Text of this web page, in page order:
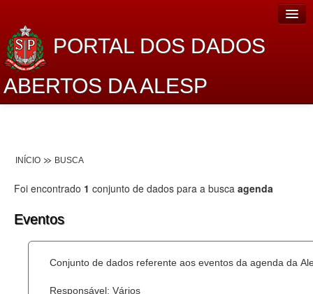
PORTAL DOS DADOS
ABERTOS DA ALESP
Lei de Acesso à Informação
Dados Governamentais Abertos
INÍCIO BUSCA
Foi encontrado 1 conjunto de dados para a busca agenda
Eventos
Conjunto de dados referente aos eventos da agenda da
Responsável: Vários